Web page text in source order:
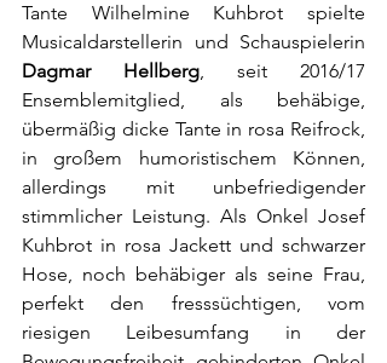
Tante Wilhelmine Kuhbrot spielte
Dagmar Hellberg, seit 2016/17
Ensemblemitglied, als behäbige,
übermäßig dicke Tante in rosa Reifrock,
in großem humoristischem Können,
allerdings mit unbefriedigender
stimmlicher Leistung. Als Onkel Josef
Kuhbrot in rosa Jackett und schwarzer
Hose, noch behäbiger als seine Frau,
perfekt den fresssüchtigen, vom
riesigen Leibesumfang in der